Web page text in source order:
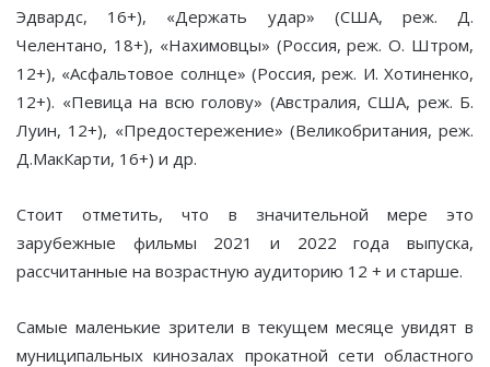
Эдвардс, 16+), «Держать удар» (США, реж. Д.
Челентано, 18+), «Нахимовцы» (Россия, реж. О. Штром,
12+), «Асфальтовое солнце» (Россия, реж. И. Хотиненко,
12+). «Певица на всю голову» (Австралия, США, реж. Б.
Луин, 12+), «Предостережение» (Великобритания, реж.
Д.МакКарти, 16+) и др.
Стоит отметить, что в значительной мере это
зарубежные фильмы 2021 и 2022 года выпуска,
рассчитанные на возрастную аудиторию 12 + и старше.
Самые маленькие зрители в текущем месяце увидят в
муниципальных кинозалах прокатной сети областного